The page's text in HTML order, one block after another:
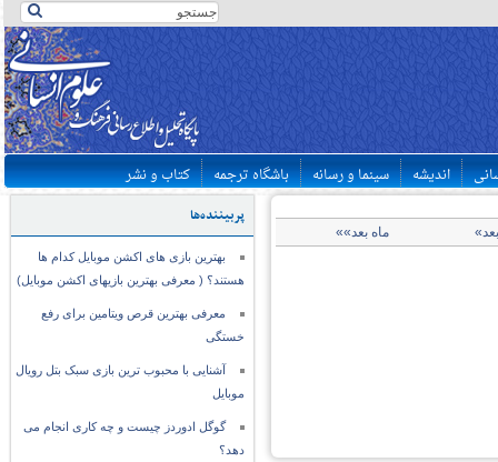
اندیشه سینما و رسانه باشگاه ترجمه کتاب و نشر
پربیننده‌ها
بهترین بازی های اکشن موبایل کدام ها
هستند؟ ( معرفی بهترین بازیهای اکشن موبایل)
معرفی بهترین قرص ویتامین برای رفع
خستگی
آشنایی با محبوب ترین بازی سبک بتل رویال
موبایل
گوگل ادوردز چیست و چه کاری انجام می
دهد؟
ماه بعد»»